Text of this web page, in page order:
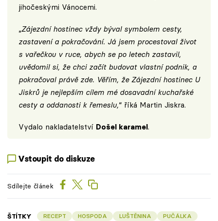
jihočeskými Vánocemi.
„Zájezdní hostinec vždy býval symbolem cesty,
zastavení a pokračování. Já jsem procestoval život
s vařečkou v ruce, abych se po letech zastavil,
uvědomil si, že chci začít budovat vlastní podnik, a
pokračoval právě zde. Věřím, že Zájezdní hostinec U
Jiskrů je nejlepším cílem mé dosavadní kuchařské
cesty a oddanosti k řemeslu,“ říká Martin Jiskra.
Vydalo nakladatelství Došel karamel.
Vstoupit do diskuze
Sdílejte článek
ŠTÍTKY RECEPT HOSPODA LUŠTĚNINA
PUČÁLKA